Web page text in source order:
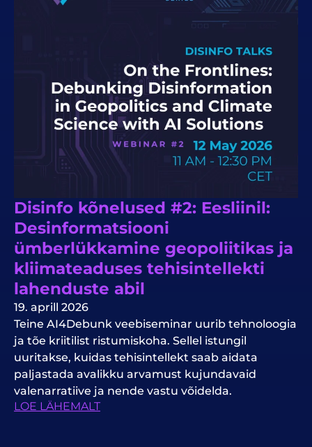
Disinfo kõnelused #2: Eesliinil:
Desinformatsiooni
ümberlükkamine geopoliitikas ja
kliimateaduses tehisintellekti
lahenduste abil
19. aprill 2026
Teine AI4Debunk veebiseminar uurib tehnoloogia
ja tõe kriitilist ristumiskoha. Sellel istungil
uuritakse, kuidas tehisintellekt saab aidata
paljastada avalikku arvamust kujundavaid
valenarratiive ja nende vastu võidelda.
LOE LÄHEMALT